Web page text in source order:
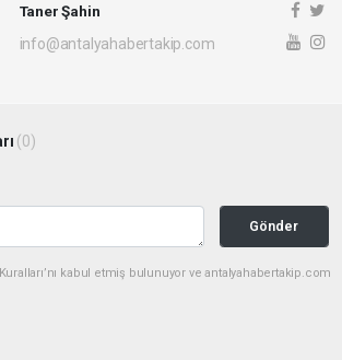
Taner Şahin
info@antalyahabertakip.com
(0)
Gönder
kabul etmiş bulunuyor ve antalyahabertakip.com